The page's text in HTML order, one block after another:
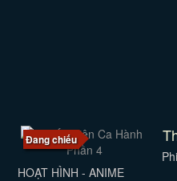
Đang chiếu
HOẠT HÌNH - ANIME